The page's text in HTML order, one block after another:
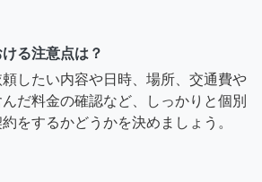
る注意点は？
したい内容や日時、場所、交通費や
だ料金の確認など、しっかりと個別
をするかどうかを決めましょう。